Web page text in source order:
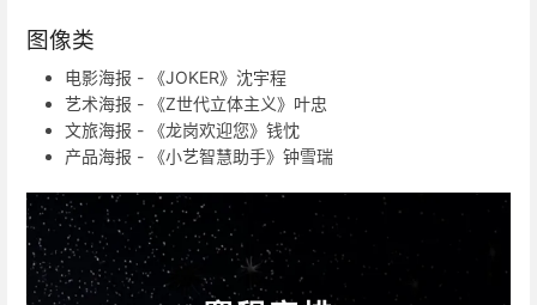
图像类
电影海报 - 《JOKER》沈宇程
艺术海报 - 《Z世代立体主义》叶忠
文旅海报 - 《龙岗欢迎您》钱忱
产品海报 - 《小艺智慧助手》钟雪瑞